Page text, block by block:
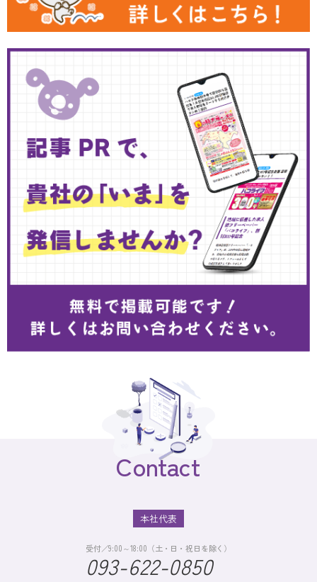
Contact
本社代表
受付／9:00～18:00（土・日・祝日を除く）
093-622-0850